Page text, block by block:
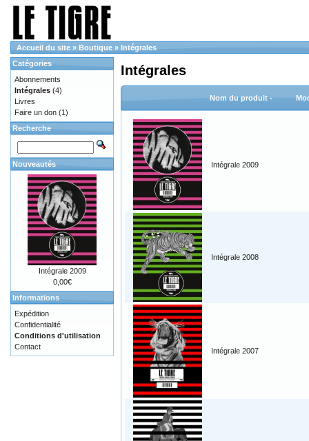
Accueil du site » Boutique » Intégrales
Intégrales
Nom du produit -
Intégrale 2009
Intégrale 2008
Intégrale 2007
Catégories
Abonnements
Intégrales (4)
Livres
Faire un don (1)
Recherche
Nouveautés
Intégrale 2009
0,00€
Informations
Expédition
Confidentialité
Conditions d'utilisation
Contact